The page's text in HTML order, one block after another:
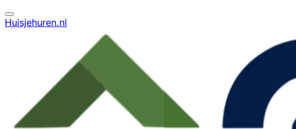
Huisjehuren.nl